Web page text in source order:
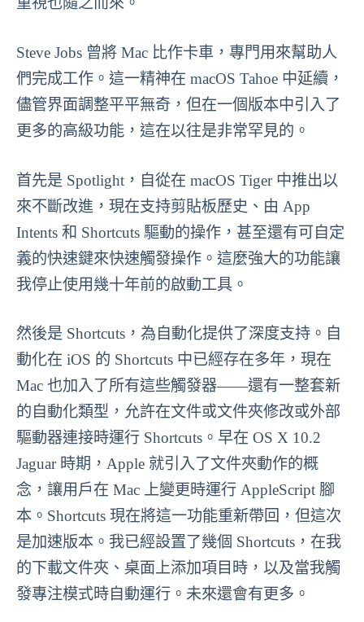
Steve Jobs 曾將 Mac 比作卡車，專門用來幫助人
們完成工作。這一精神在 macOS Tahoe 中延續，
儘管界面調整平平無奇，但在一個版本中引入了
更多的高級功能，這在以往是非常罕見的。
首先是 Spotlight，自從在 macOS Tiger 中推出以
來不斷改進，現在支持剪貼板歷史、由 App
Intents 和 Shortcuts 驅動的操作，甚至還有可自定
義的快速鍵來快速觸發操作。這麼強大的功能讓
我停止使用幾十年前的啟動工具。
然後是 Shortcuts，為自動化提供了深度支持。自
動化在 iOS 的 Shortcuts 中已經存在多年，現在
Mac 也加入了所有這些觸發器——還有一整套新
的自動化類型，允許在文件或文件夾修改或外部
驅動器連接時運行 Shortcuts。早在 OS X 10.2
Jaguar 時期，Apple 就引入了文件夾動作的概
念，讓用戶在 Mac 上變更時運行 AppleScript 腳
本。Shortcuts 現在將這一功能重新帶回，但這次
是加速版本。我已經設置了幾個 Shortcuts，在我
的下載文件夾、桌面上添加項目時，以及當我觸
發專注模式時自動運行。未來還會有更多。